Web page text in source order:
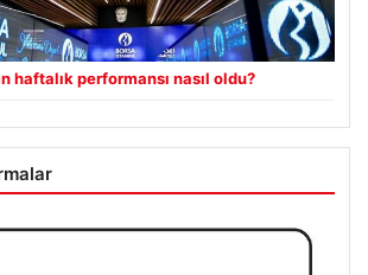
haftalık performansı nasıl oldu?